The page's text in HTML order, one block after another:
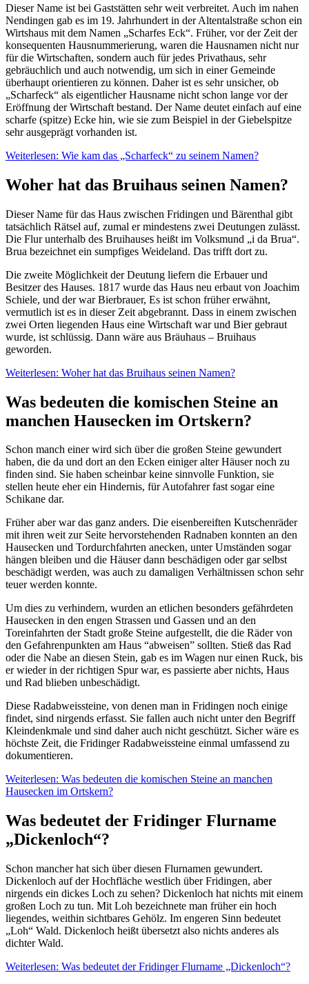
Dieser Name ist bei Gaststätten sehr weit verbreitet. Auch im nahen
Nendingen gab es im 19. Jahrhundert in der Altentalstraße schon ein
Wirtshaus mit dem Namen „Scharfes Eck“. Früher, vor der Zeit der
konsequenten Hausnummerierung, waren die Hausnamen nicht nur
für die Wirtschaften, sondern auch für jedes Privathaus, sehr
gebräuchlich und auch notwendig, um sich in einer Gemeinde
überhaupt orientieren zu können. Daher ist es sehr unsicher, ob
„Scharfeck“ als eigentlicher Hausname nicht schon lange vor der
Eröffnung der Wirtschaft bestand. Der Name deutet einfach auf eine
scharfe (spitze) Ecke hin, wie sie zum Beispiel in der Giebelspitze
sehr ausgeprägt vorhanden ist.
Weiterlesen: Wie kam das „Scharfeck“ zu seinem Namen?
Woher hat das Bruihaus seinen Namen?
Dieser Name für das Haus zwischen Fridingen und Bärenthal gibt
tatsächlich Rätsel auf, zumal er mindestens zwei Deutungen zulässt.
Die Flur unterhalb des Bruihauses heißt im Volksmund „i da Brua“.
Brua bezeichnet ein sumpfiges Weideland. Das trifft dort zu.
Die zweite Möglichkeit der Deutung liefern die Erbauer und
Besitzer des Hauses. 1817 wurde das Haus neu erbaut von Joachim
Schiele, und der war Bierbrauer, Es ist schon früher erwähnt,
vermutlich ist es in dieser Zeit abgebrannt. Dass in einem zwischen
zwei Orten liegenden Haus eine Wirtschaft war und Bier gebraut
wurde, ist schlüssig. Dann wäre aus Bräuhaus – Bruihaus
geworden.
Weiterlesen: Woher hat das Bruihaus seinen Namen?
Was bedeuten die komischen Steine an
manchen Hausecken im Ortskern?
Schon manch einer wird sich über die großen Steine gewundert
haben, die da und dort an den Ecken einiger alter Häuser noch zu
finden sind. Sie haben scheinbar keine sinnvolle Funktion, sie
stellen heute eher ein Hindernis, für Autofahrer fast sogar eine
Schikane dar.
Früher aber war das ganz anders. Die eisenbereiften Kutschenräder
mit ihren weit zur Seite hervorstehenden Radnaben konnten an den
Hausecken und Tordurchfahrten anecken, unter Umständen sogar
hängen bleiben und die Häuser dann beschädigen oder gar selbst
beschädigt werden, was auch zu damaligen Verhältnissen schon sehr
teuer werden konnte.
Um dies zu verhindern, wurden an etlichen besonders gefährdeten
Hausecken in den engen Strassen und Gassen und an den
Toreinfahrten der Stadt große Steine aufgestellt, die die Räder von
den Gefahrenpunkten am Haus “abweisen” sollten. Stieß das Rad
oder die Nabe an diesen Stein, gab es im Wagen nur einen Ruck, bis
er wieder in der richtigen Spur war, es passierte aber nichts, Haus
und Rad blieben unbeschädigt.
Diese Radabweissteine, von denen man in Fridingen noch einige
findet, sind nirgends erfasst. Sie fallen auch nicht unter den Begriff
Kleindenkmale und sind daher auch nicht geschützt. Sicher wäre es
höchste Zeit, die Fridinger Radabweissteine einmal umfassend zu
dokumentieren.
Weiterlesen: Was bedeuten die komischen Steine an manchen
Hausecken im Ortskern?
Was bedeutet der Fridinger Flurname
„Dickenloch“?
Schon mancher hat sich über diesen Flurnamen gewundert.
Dickenloch auf der Hochfläche westlich über Fridingen, aber
nirgends ein dickes Loch zu sehen? Dickenloch hat nichts mit einem
großen Loch zu tun. Mit Loh bezeichnete man früher ein hoch
liegendes, weithin sichtbares Gehölz. Im engeren Sinn bedeutet
„Loh“ Wald. Dickenloch heißt übersetzt also nichts anderes als
dichter Wald.
Weiterlesen: Was bedeutet der Fridinger Flurname „Dickenloch“?